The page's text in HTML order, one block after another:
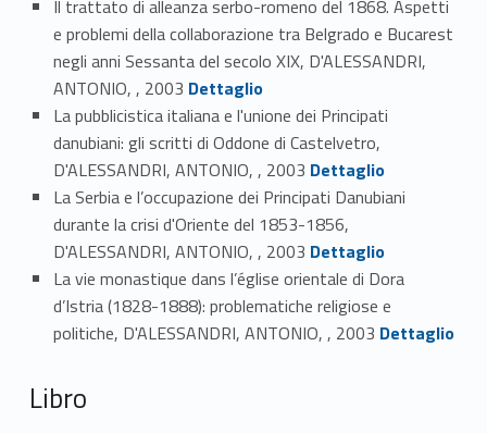
Il trattato di alleanza serbo-romeno del 1868. Aspetti
e problemi della collaborazione tra Belgrado e Bucarest
negli anni Sessanta del secolo XIX, D'ALESSANDRI,
ANTONIO, , 2003 Link identifier #identifier_person_124268-32
Dettaglio
La pubblicistica italiana e l'unione dei Principati
danubiani: gli scritti di Oddone di Castelvetro,
D'ALESSANDRI, ANTONIO, , 2003 Link identifier #identifier_person_59497-33
Dettaglio
La Serbia e l’occupazione dei Principati Danubiani
durante la crisi d'Oriente del 1853-1856,
D'ALESSANDRI, ANTONIO, , 2003 Link identifier #identifier_person_90146-34
Dettaglio
La vie monastique dans l’église orientale di Dora
d’Istria (1828-1888): problematiche religiose e
politiche, D'ALESSANDRI, ANTONIO, , 2003 Link identifier #identifier_person_198251-35
Dettaglio
Libro